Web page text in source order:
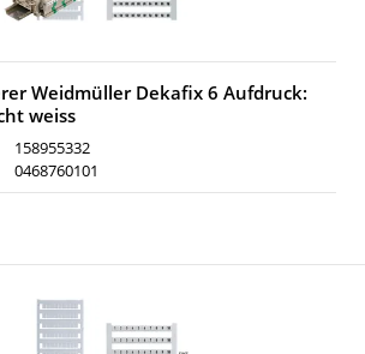
Weidmüller Dekafix 6 Aufdruck:
weiss
158955332
0468760101